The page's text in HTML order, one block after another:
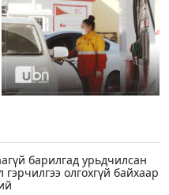
барилгад урьдчилсан
олгохгүй байхаар